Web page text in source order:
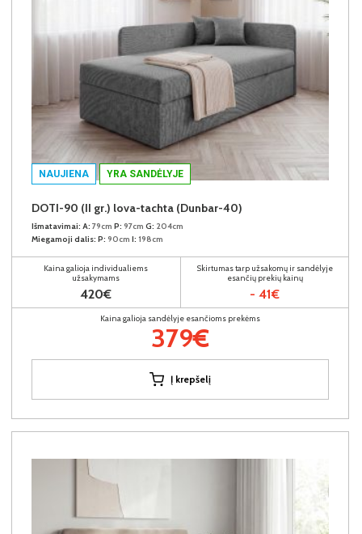
NAUJIENA YRA SANDĖLYJE
DOTI-90 (II gr.) lova-tachta (Dunbar-40)
Išmatavimai: A: 79cm P: 97cm G: 204cm
Miegamoji dalis: P: 90cm I: 198cm
Kaina galioja individualiems
užsakymams
420€
Skirtumas tarp užsakomų ir sandėlyje
esančių prekių kainų
- 41€
Kaina galioja sandėlyje esančioms prekėms
379€
Į krepšelį